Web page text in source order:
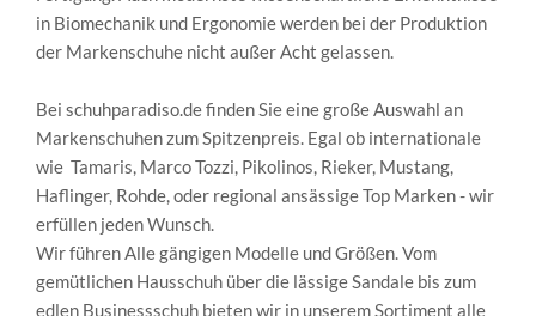
in Biomechanik und Ergonomie werden bei der Produktion
der Markenschuhe nicht außer Acht gelassen.
Bei schuhparadiso.de finden Sie eine große Auswahl an
Markenschuhen zum Spitzenpreis. Egal ob internationale
wie Tamaris, Marco Tozzi, Pikolinos, Rieker, Mustang,
Haflinger, Rohde, oder regional ansässige Top Marken - wir
erfüllen jeden Wunsch.
Wir führen Alle gängigen Modelle und Größen. Vom
gemütlichen Hausschuh über die lässige Sandale bis zum
edlen Businessschuh bieten wir in unserem Sortiment alle